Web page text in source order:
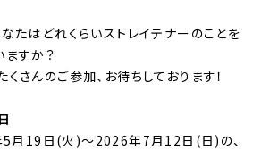
なたはどれくらいストレイテナーのことを
ますか？
くさんのご参加、お待ちしております！
月19日(火)～2026年7月12日(日)の、